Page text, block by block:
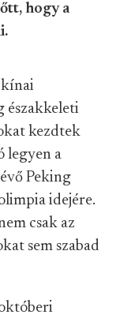
hogy a
kínai
északkeleti
kezdtek
legyen a
Peking
idejére.
csak az
sem szabad